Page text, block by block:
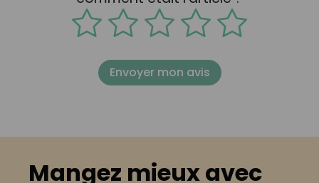
Envoyer mon avis
Mangez mieux avec